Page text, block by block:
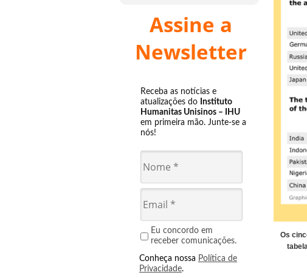
Assine a
Newsletter
Receba as notícias e
atualizações do Instituto
Humanitas Unisinos – IHU
em primeira mão. Junte-se a
nós!
Eu concordo em
receber comunicações.
Conheça nossa Política de
Privacidade.
Os